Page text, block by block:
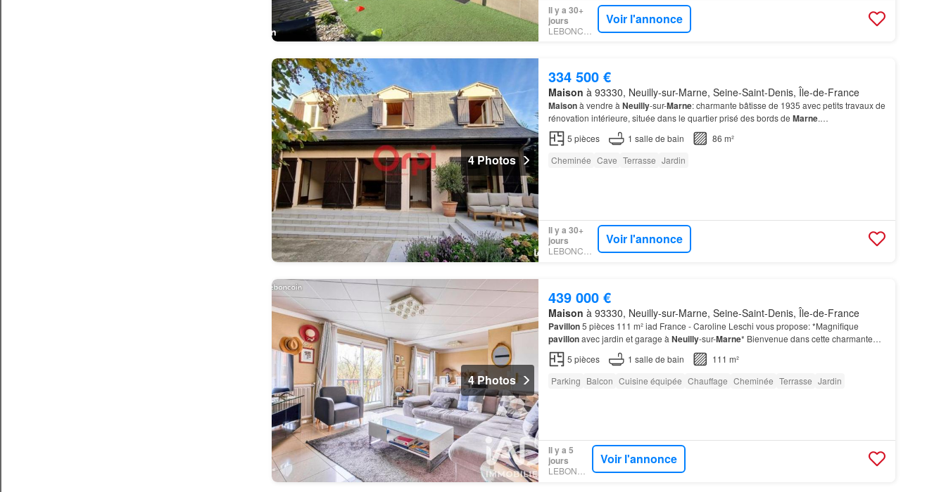
Il y a 30+
jours
Voir l'annonce
4 Photos
334 500 €
Maison à 93330, Neuilly-sur-Marne, Seine-Saint-Denis, Île-de-France
Maisonà vendre à Neuilly-sur-Marne: charmante bâtisse de 1935 avec petits travaux de
rénovation intérieure, située dans le quartier prisé des bords de Marne.…
5 pièces 1 salle de bain
86 m²
Cheminée Cave Terrasse Jardin
Il y a 30+
jours
Voir l'annonce
4 Photos
439 000 €
Maison à 93330, Neuilly-sur-Marne, Seine-Saint-Denis, Île-de-France
Pavillon5 pièces 111 m² iad France - Caroline Leschi vous propose: *Magnifique
pavillonavec jardin et garage à Neuilly-sur-Marne* Bienvenue dans cette charmante
maison Neuilly qui allie espace et confort.…
5 pièces 1 salle de bain
111 m²
Parking Balcon Cuisine équipée Chauffage Cheminée Terrasse Jardin
Il y a 5
jours
Voir l'annonce